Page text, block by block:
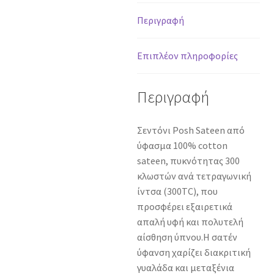
Περιγραφή
Επιπλέον πληροφορίες
Περιγραφή
Σεντόνι Posh Sateen από
ύφασμα 100% cotton
sateen, πυκνότητας 300
κλωστών ανά τετραγωνική
ίντσα (300TC), που
προσφέρει εξαιρετικά
απαλή υφή και πολυτελή
αίσθηση ύπνου.Η σατέν
ύφανση χαρίζει διακριτική
γυαλάδα και μεταξένια